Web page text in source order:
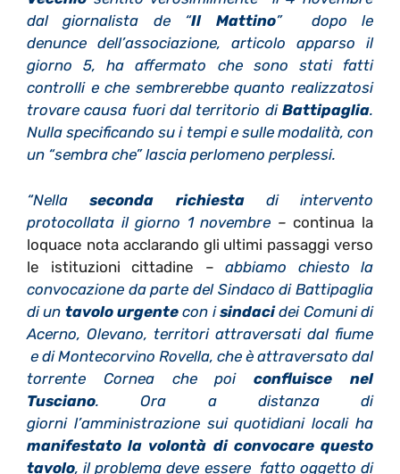
dal giornalista de “Il Mattino” dopo le
denunce dell’associazione, articolo apparso il
giorno 5, ha affermato che sono stati fatti
controlli e che sembrerebbe quanto realizzatosi
trovare causa fuori dal territorio di Battipaglia.
Nulla specificando su i tempi e sulle modalità, con
un “sembra che” lascia perlomeno perplessi.
“Nellaseconda richiestadi intervento
protocollata il giorno 1 novembre –continua la
loquace nota acclarando gli ultimi passaggi verso
le istituzioni cittadine – abbiamo chiesto la
convocazione da parte del Sindaco di Battipaglia
di un tavolo urgente con isindacidei Comuni di
Acerno, Olevano, territori attraversati dal fiume
e di Montecorvino Rovella, che è attraversato dal
torrente Cornea che poiconfluisce nel
Tusciano. Ora a distanza di
giorni l’amministrazione sui quotidiani locali ha
manifestato la volontà di convocare questo
tavolo, il problema deve essere fatto oggetto di